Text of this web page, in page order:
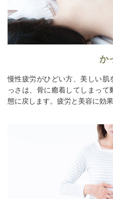
か
慢性疲労がひどい方、美しい
っさは、骨に癒着してしまっ
態に戻します。疲労と美容に効果